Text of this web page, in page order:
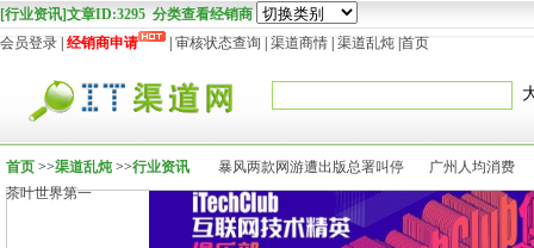
[行业资讯]文章ID:3295 分类查看经销商
会员登录 经销商申请 审核状态查询 渠道商情 渠道乱炖 首页
首页 >>渠道乱炖>>行业资讯 暴风两款网游遭出版总署叫停
广州人均消费
茶叶世界第一